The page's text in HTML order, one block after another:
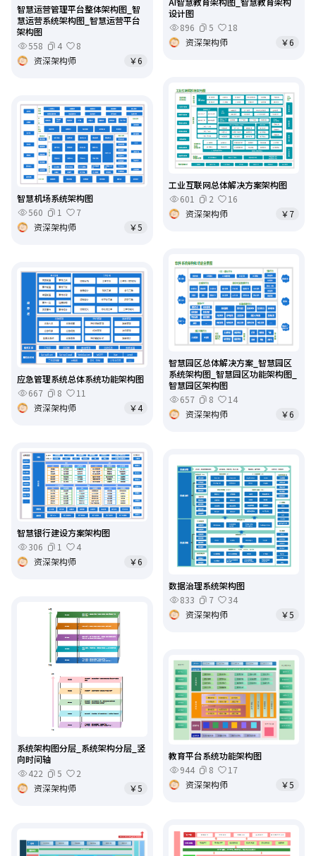
设计图
896
5
18
资深架构师
￥6
智慧运营管理平台整体架构图_智
慧运营系统架构图_智慧运营平台
架构图
558
4
8
资深架构师
￥6
工业互联网总体解决方案架构图
601
2
16
资深架构师
￥7
智慧机场系统架构图
560
1
7
资深架构师
￥5
智慧园区总体解决方案_智慧园区
系统架构图_智慧园区功能架构图_
智慧园区架构图
657
8
14
资深架构师
￥6
应急管理系统总体系统功能架构图
667
8
11
资深架构师
￥4
智慧银行建设方案架构图
306
1
4
资深架构师
￥6
数据治理系统架构图
833
7
34
资深架构师
￥5
系统架构图分层_系统架构分层_竖
向时间轴
422
5
2
资深架构师
￥5
教育平台系统功能架构图
944
8
17
资深架构师
￥5